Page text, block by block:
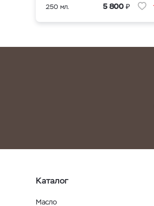
250 мл. 5 800 ₽
Каталог
Масло